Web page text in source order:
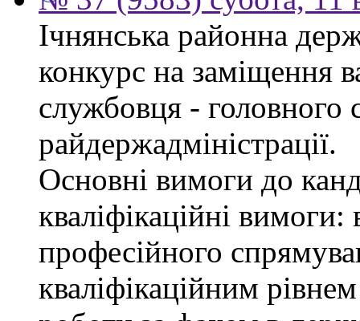
Ічнянська районна
конкурс на заміщення
службовця - головного
райдержадміністрації.
Основні вимоги до
кваліфікаційні
професійного
кваліфікаційним